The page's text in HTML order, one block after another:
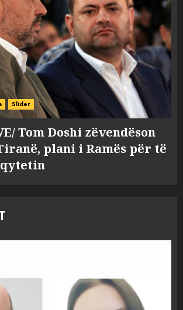
Slider
Tom Doshi zëvendëson
plani i Ramës për të